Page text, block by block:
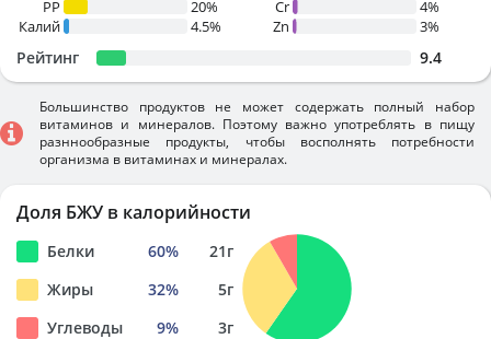
PP
20%
Калий
4.5%
Cr
4%
Zn
3%
Рейтинг 9.4
Большинство продуктов не может содержать полный набор
витаминов и минералов. Поэтому важно употреблять в пищу
разннообразные продукты, чтобы восполнять потребности
организма в витаминах и минералах.
Доля БЖУ в калорийности
Белки 60% 21г
Жиры
32% 5г
Углеводы
9% 3г